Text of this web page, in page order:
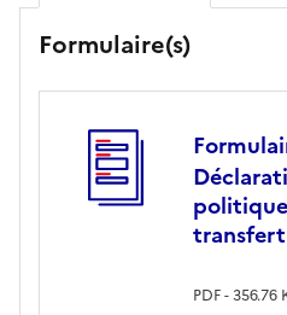
Millésime 2017
Formulaire(s)
transfert
PDF - 356.76